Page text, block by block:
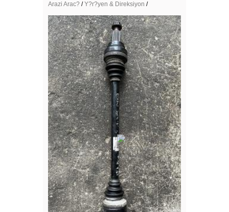
Arazi Arac? /Y?r?yen & Direksiyon /
Mega Resimler